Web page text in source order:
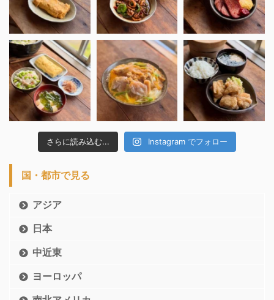
さらに読み込む... Instagram でフォロー
国・都市で見る
アジア
日本
中近東
ヨーロッパ